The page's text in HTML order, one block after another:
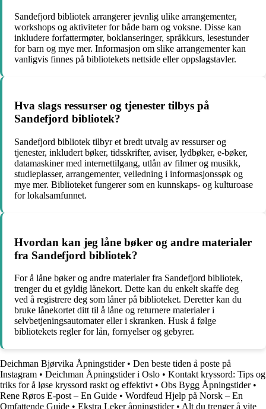
Sandefjord bibliotek arrangerer jevnlig ulike arrangementer,
workshops og aktiviteter for både barn og voksne. Disse kan
inkludere forfattermøter, boklanseringer, språkkurs, lesestunder
for barn og mye mer. Informasjon om slike arrangementer kan
vanligvis finnes på bibliotekets nettside eller oppslagstavler.
Hva slags ressurser og tjenester tilbys på
Sandefjord bibliotek?
Sandefjord bibliotek tilbyr et bredt utvalg av ressurser og
tjenester, inkludert bøker, tidsskrifter, aviser, lydbøker, e-bøker,
datamaskiner med internettilgang, utlån av filmer og musikk,
studieplasser, arrangementer, veiledning i informasjonssøk og
mye mer. Biblioteket fungerer som en kunnskaps- og kulturoase
for lokalsamfunnet.
Hvordan kan jeg låne bøker og andre materialer
fra Sandefjord bibliotek?
For å låne bøker og andre materialer fra Sandefjord bibliotek,
trenger du et gyldig lånekort. Dette kan du enkelt skaffe deg
ved å registrere deg som låner på biblioteket. Deretter kan du
bruke lånekortet ditt til å låne og returnere materialer i
selvbetjeningsautomater eller i skranken. Husk å følge
bibliotekets regler for lån, fornyelser og gebyrer.
Deichman Bjørvika Åpningstider• Den beste tiden å poste på
Instagram • Deichman Åpningstider i Oslo • Kontakt kryssord: Tips og
triks for å løse kryssord raskt og effektivt • Obs Bygg Åpningstider•
Rene Røros E-post – En Guide • Wordfeud Hjelp på Norsk – En
Omfattende Guide • Ekstra Leker åpningstider• Alt du trenger å vite